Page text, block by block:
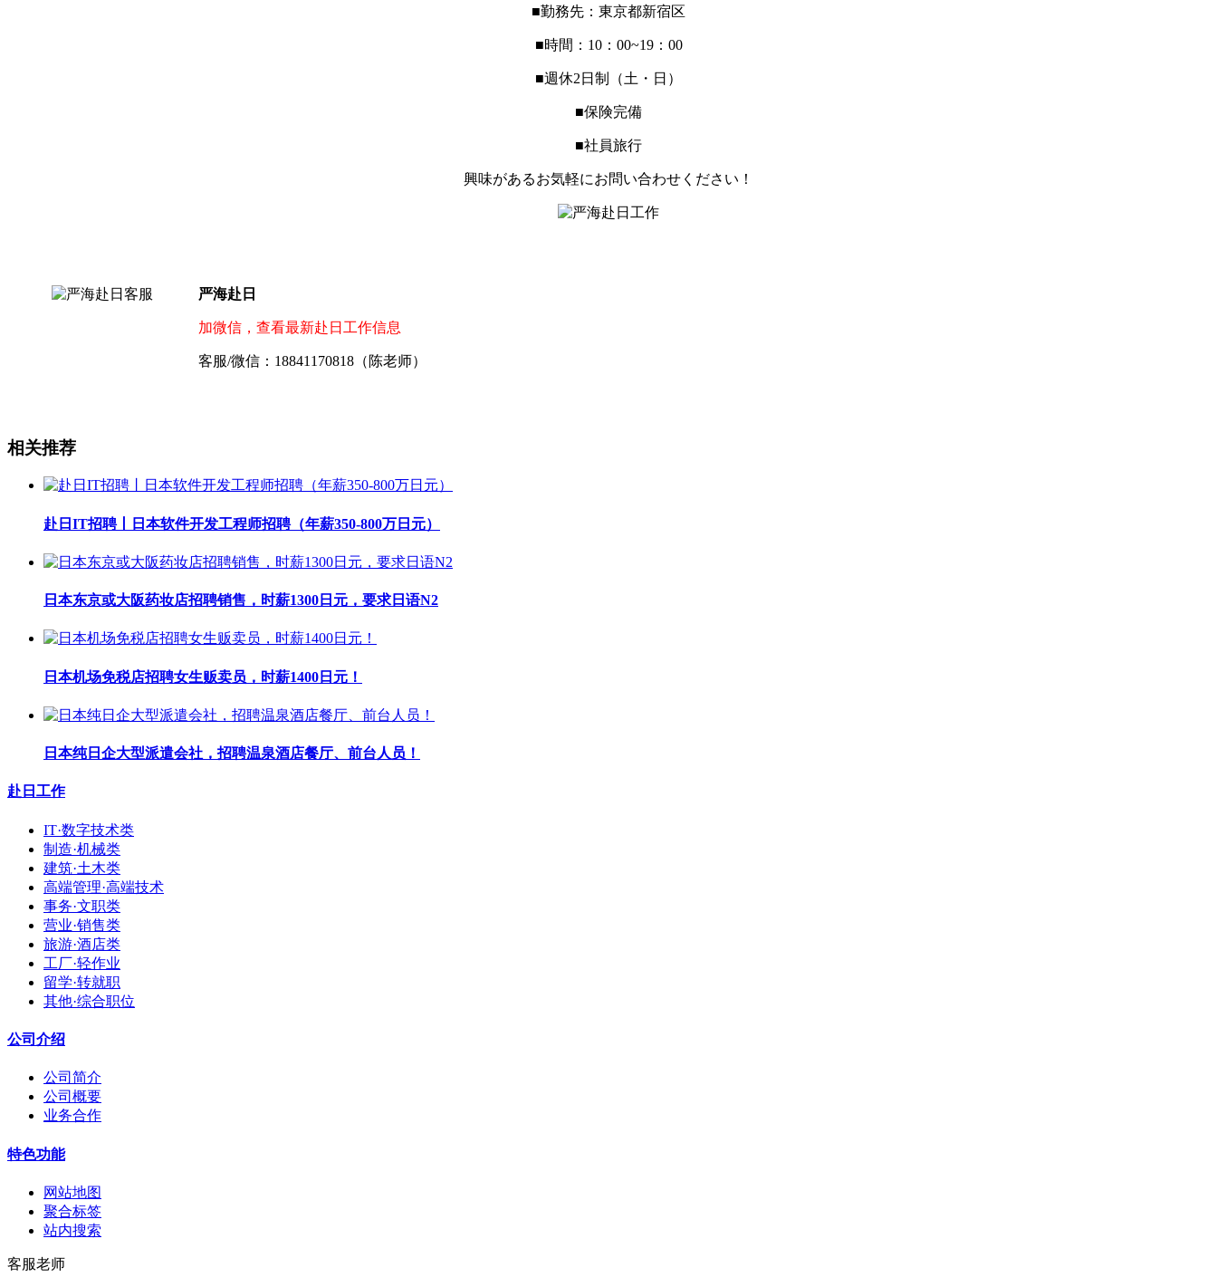
■勤務先：東京都新宿区
■時間：10：00~19：00
■週休2日制（土・日）
■保険完備
■社員旅行
興味があるお気軽にお問い合わせください！
严海赴日
加微信，查看最新赴日工作信息
客服/微信：18841170818（陈老师）
相关推荐
赴日IT招聘丨日本软件开发工程师招聘（年薪350-800万日元）
日本东京或大阪药妆店招聘销售，时薪1300日元，要求日语N2
日本机场免税店招聘女生贩卖员，时薪1400日元！
日本纯日企大型派遣会社，招聘温泉酒店餐厅、前台人员！
赴日工作
IT·数字技术类
制造·机械类
建筑·土木类
高端管理·高端技术
事务·文职类
营业·销售类
旅游·酒店类
工厂·轻作业
留学·转就职
其他·综合职位
公司介绍
公司简介
公司概要
业务合作
特色功能
网站地图
聚合标签
站内搜索
客服老师